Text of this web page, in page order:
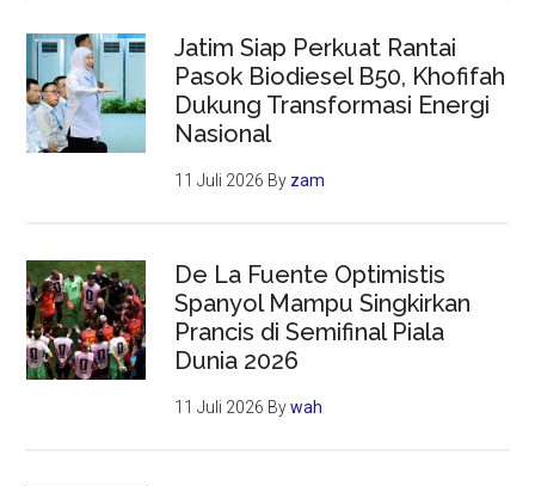
Jatim Siap Perkuat Rantai
Pasok Biodiesel B50, Khofifah
Dukung Transformasi Energi
Nasional
11 Juli 2026 By zam
De La Fuente Optimistis
Spanyol Mampu Singkirkan
Prancis di Semifinal Piala
Dunia 2026
11 Juli 2026 Bywah